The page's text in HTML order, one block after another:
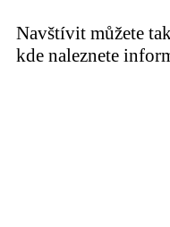
Navštívit můžete
kde naleznete